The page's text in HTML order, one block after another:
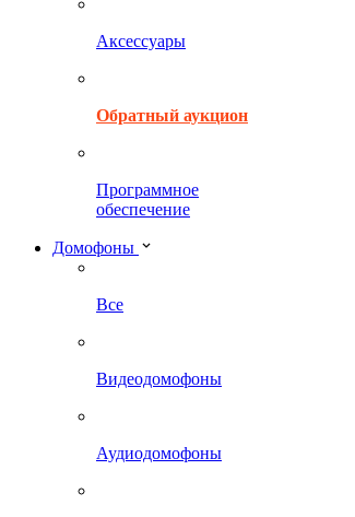
Аксессуары
Обратный аукцион
Программное
обеспечение
Домофоны
Все
Видеодомофоны
Аудиодомофоны